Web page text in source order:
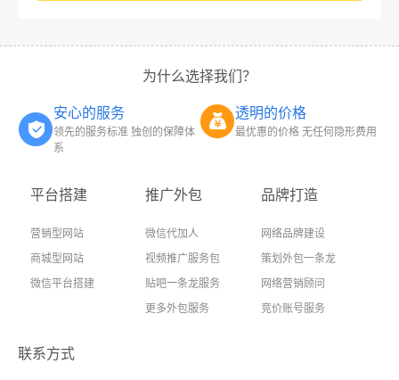
为什么选择我们？
安心的服务
领先的服务标准 独创的保障体
系
透明的价格
最优惠的价格 无任何隐形费用
平台搭建
营销型网站
商城型网站
微信平台搭建
推广外包
微信代加人
视频推广服务包
贴吧一条龙服务
更多外包服务
品牌打造
网络品牌建设
策划外包一条龙
网络营销顾问
竞价账号服务
联系方式